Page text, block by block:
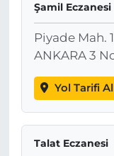
Şamil Eczanesi
Piyade Mah.
ANKARA 3
Yol Tarifi Al
Talat Eczanesi